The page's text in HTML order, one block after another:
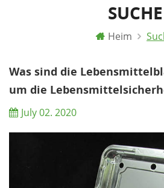
SUCHE
Heim
Was sind die
um die
sicherzustellen?
July 02. 2020